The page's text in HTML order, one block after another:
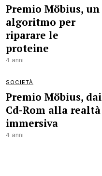
Premio Möbius, un
algoritmo per
riparare le
proteine
4 anni
SOCIETÀ
Premio Möbius, dai
Cd-Rom alla realtà
immersiva
4 anni